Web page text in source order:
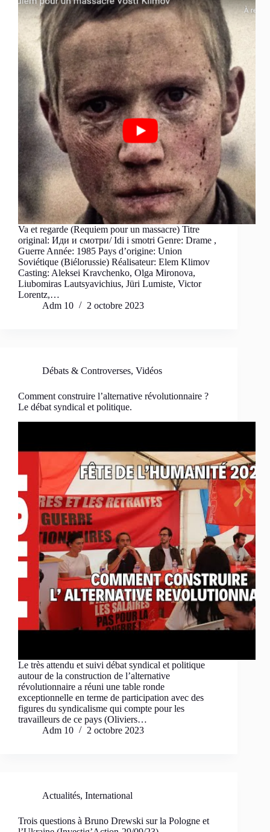
Va et regarde (Requiem pour un massacre) Titre
original: Иди и смотри/ Idi i smotri Genre: Drame ,
Guerre Année: 1985 Pays d’origine: Union
Soviétique (Biélorussie) Réalisateur: Elem Klimov
Casting: Aleksei Kravchenko, Olga Mironova,
Liubomiras Lautsyavichius, Jüri Lumiste, Victor
Lorentz,…
Adm 10
2 octobre 2023
Débats & Controverses, Vidéos
Comment construire l’alternative révolutionnaire ?
Le débat syndical et politique.
Le très attendu et suivi débat syndical et politique
autour de la construction de l’alternative
révolutionnaire a réuni une table ronde
exceptionnelle en terme de participation avec des
figures du syndicalisme qui compte pour les
travailleurs de ce pays (Oliviers…
Adm 10
2 octobre 2023
Actualités, International
Trois questions à Bruno Drewski sur la Pologne et